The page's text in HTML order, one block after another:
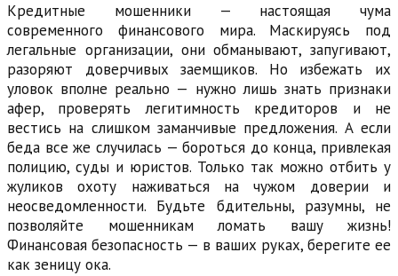
Кредитные мошенники — настоящая чума
современного финансового мира. Маскируясь под
легальные организации, они обманывают, запугивают,
разоряют доверчивых заемщиков. Но избежать их
уловок вполне реально — нужно лишь знать признаки
афер, проверять легитимность кредиторов и не
вестись на слишком заманчивые предложения. А если
беда все же случилась — бороться до конца, привлекая
полицию, суды и юристов. Только так можно отбить у
жуликов охоту наживаться на чужом доверии и
неосведомленности. Будьте бдительны, разумны, не
позволяйте мошенникам ломать вашу жизнь!
Финансовая безопасность — в ваших руках, берегите ее
как зеницу ока.